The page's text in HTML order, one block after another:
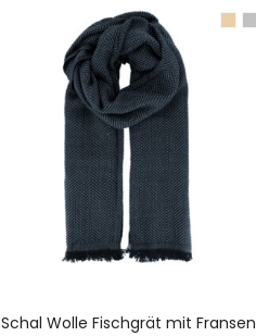
Schal Wolle Fischgrät mit Fransen